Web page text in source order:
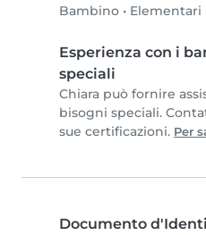
Bambino • Elementari
Esperienza con i
speciali
Chiara può fornire
bisogni speciali.
sue certificazioni. Per
Documento